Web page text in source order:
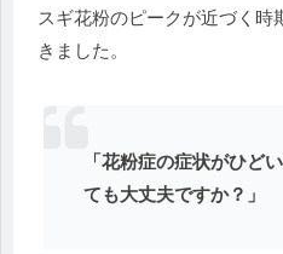
スギ花粉のピークが近づく時
きました。
「花粉症の症状がひど
ても大丈夫ですか？」